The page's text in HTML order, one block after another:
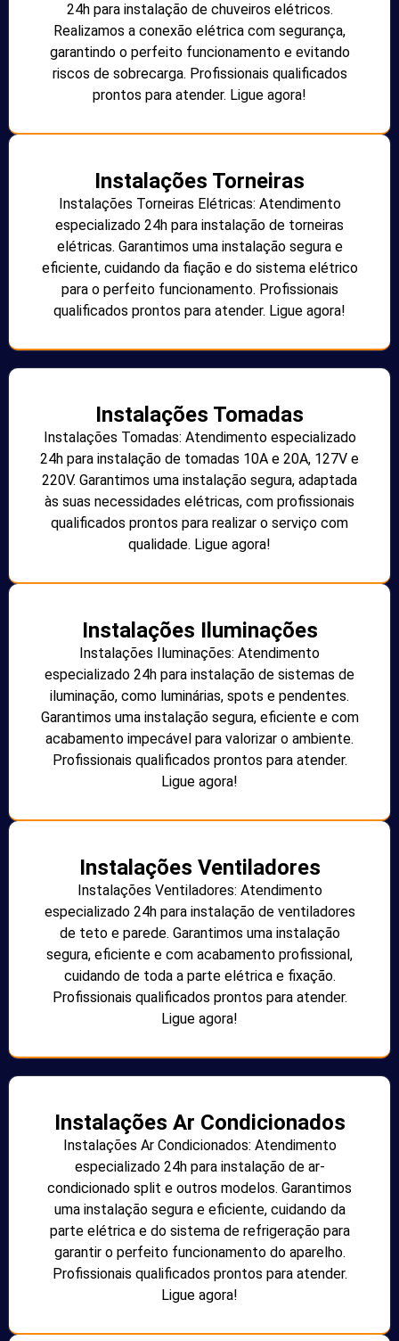
24h para instalação de chuveiros elétricos.
Realizamos a conexão elétrica com segurança,
garantindo o perfeito funcionamento e evitando
riscos de sobrecarga. Profissionais qualificados
prontos para atender. Ligue agora!
Instalações Torneiras
Instalações Torneiras Elétricas: Atendimento
especializado 24h para instalação de torneiras
elétricas. Garantimos uma instalação segura e
eficiente, cuidando da fiação e do sistema elétrico
para o perfeito funcionamento. Profissionais
qualificados prontos para atender. Ligue agora!
Instalações Tomadas
Instalações Tomadas: Atendimento especializado
24h para instalação de tomadas 10A e 20A, 127V e
220V. Garantimos uma instalação segura, adaptada
às suas necessidades elétricas, com profissionais
qualificados prontos para realizar o serviço com
qualidade. Ligue agora!
Instalações Iluminações
Instalações Iluminações: Atendimento
especializado 24h para instalação de sistemas de
iluminação, como luminárias, spots e pendentes.
Garantimos uma instalação segura, eficiente e com
acabamento impecável para valorizar o ambiente.
Profissionais qualificados prontos para atender.
Ligue agora!
Instalações Ventiladores
Instalações Ventiladores: Atendimento
especializado 24h para instalação de ventiladores
de teto e parede. Garantimos uma instalação
segura, eficiente e com acabamento profissional,
cuidando de toda a parte elétrica e fixação.
Profissionais qualificados prontos para atender.
Ligue agora!
Instalações Ar Condicionados
Instalações Ar Condicionados: Atendimento
especializado 24h para instalação de ar-
condicionado split e outros modelos. Garantimos
uma instalação segura e eficiente, cuidando da
parte elétrica e do sistema de refrigeração para
garantir o perfeito funcionamento do aparelho.
Profissionais qualificados prontos para atender.
Ligue agora!